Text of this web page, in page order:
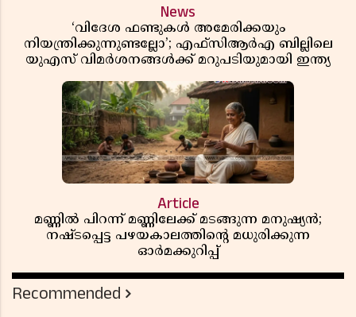
News
‘വിദേശ ഫണ്ടുകൾ അമേരിക്കയും
നിയന്ത്രിക്കുന്നുണ്ടല്ലോ’; എഫ്സിആർഎ ബില്ലിലെ
യുഎസ് വിമർശനങ്ങൾക്ക് മറുപടിയുമായി ഇന്ത്യ
Article
മണ്ണിൽ പിറന്ന് മണ്ണിലേക്ക് മടങ്ങുന്ന മനുഷ്യൻ;
നഷ്ടപ്പെട്ട പഴയകാലത്തിൻ്റെ മധുരിക്കുന്ന
ഓർമക്കുറിപ്പ്
Recommended